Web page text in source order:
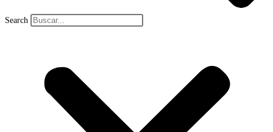
Search